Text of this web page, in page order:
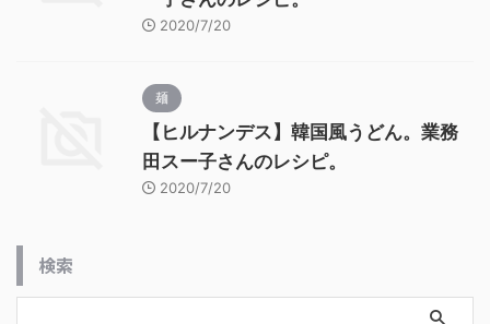
2020/7/20
麺
【ヒルナンデス】韓国風うどん。業務
田スー子さんのレシピ。
2020/7/20
検索